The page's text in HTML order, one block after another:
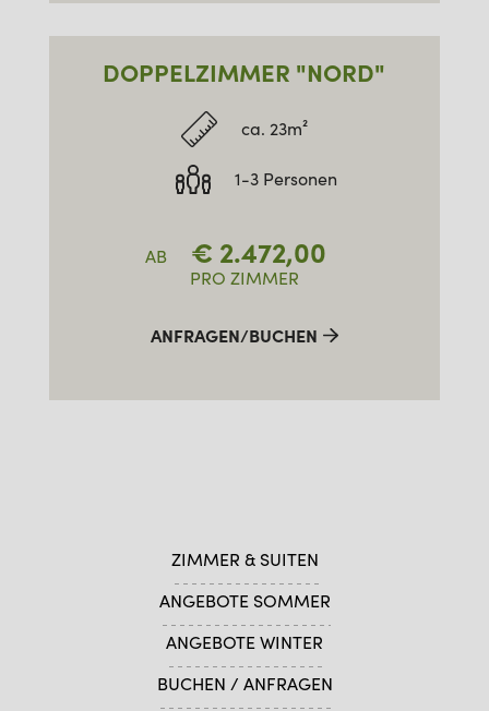
DOPPELZIMMER "NORD"
ca. 23m²
1-3 Personen
AB € 2.472,00
PRO ZIMMER
ANFRAGEN/BUCHEN
ZIMMER & SUITEN
ANGEBOTE SOMMER
ANGEBOTE WINTER
BUCHEN / ANFRAGEN